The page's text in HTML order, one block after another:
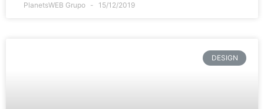
PlanetsWEB Grupo 15/12/2019
DESIGN